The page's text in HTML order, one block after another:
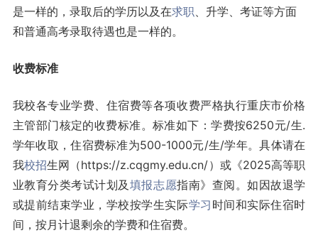
是一样的，录取后的学历以及在求职、升学、考证等方面
和普通高考录取待遇也是一样的。
收费标准
我校各专业学费、住宿费等各项收费严格执行重庆市价格
主管部门核定的收费标准。标准如下：学费按6250元/生.
学年收取，住宿费标准为500-1000元/生/学年。具体请在
我校招生网（https://z.cqgmy.edu.cn/）或《2025高等职
业教育分类考试计划及 填报志愿指南》查阅。如因故退学
或提前结束学业，学校按学生实际学习 时间和实际住宿时
间，按月计退剩余的学费和住宿费。